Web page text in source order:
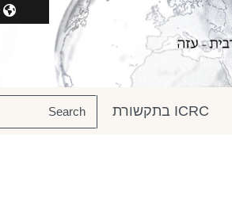
ICRC בתקשורת